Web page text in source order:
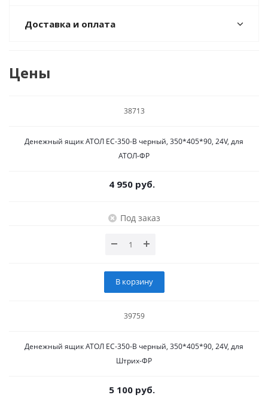
Доставка и оплата
Цены
38713
Денежный ящик АТОЛ EC-350-B черный, 350*405*90, 24V, для
АТОЛ-ФР
4 950 руб.
Под заказ
В корзину
39759
Денежный ящик АТОЛ EC-350-B черный, 350*405*90, 24V, для
Штрих-ФР
5 100 руб.